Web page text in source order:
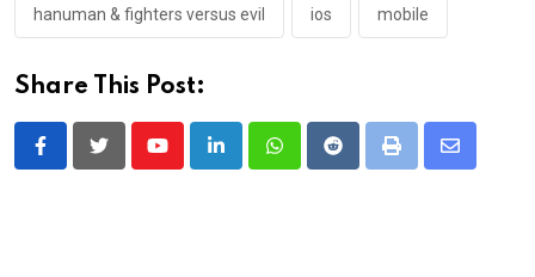
hanuman & fighters versus evil ios mobile
Share This Post:
YoutubeLinkedInWhatsappRedditPrint
Share